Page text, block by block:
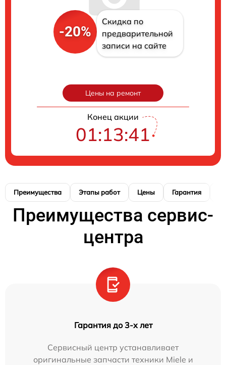
-20%
Скидка по
предварительной
записи на сайте
Цены на ремонт
Конец акции
01:13:40
Преимущества Этапы работ Цены Гарантия
Преимущества сервис-
центра
Гарантия до 3-х лет
Сервисный центр устанавливает
оригинальные запчасти техники Miele и